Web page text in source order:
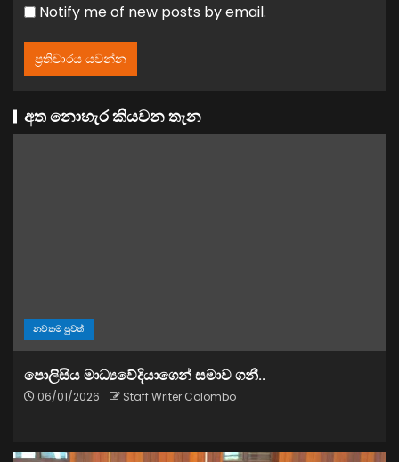
Notify me of new posts by email.
අත නොහැර කියවන තැන
නවතම පුවත්
පොලිසිය මාධ්‍යවේදියාගෙන් සමාව ගනී..
06/01/2026 Staff Writer Colombo